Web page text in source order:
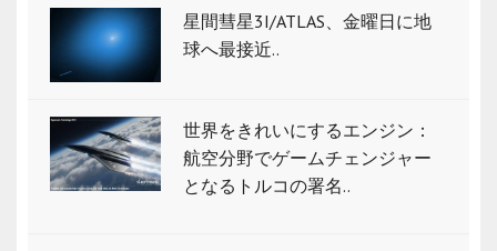
星間彗星3I/ATLAS、金曜日に地
球へ最接近..
世界をきれいにするエンジン：
航空分野でゲームチェンジャー
となるトルコの署名..